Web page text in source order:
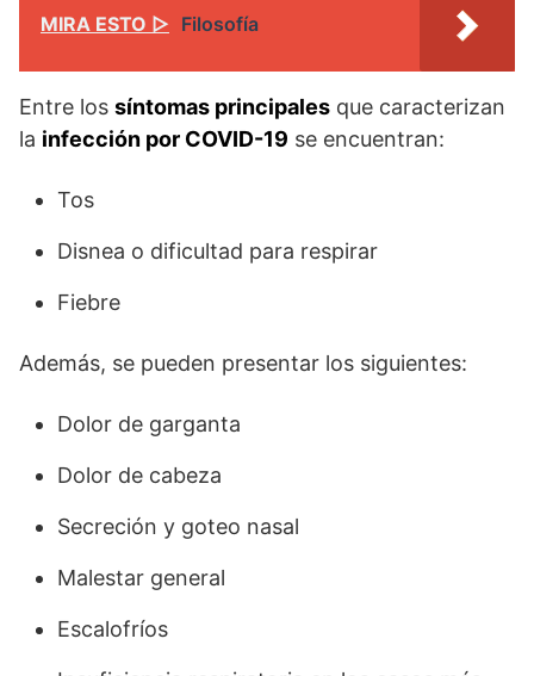
MIRA ESTO ▷ Filosofía
Entre los síntomas principales que caracterizan
la infección por COVID-19 se encuentran:
Tos
Disnea o dificultad para respirar
Fiebre
Además, se pueden presentar los siguientes:
Dolor de garganta
Dolor de cabeza
Secreción y goteo nasal
Malestar general
Escalofríos